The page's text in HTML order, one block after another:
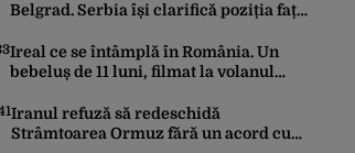
Belgrad. Serbia își clarifică poziția față
Ireal ce se întâmplă în România. Un
bebeluș de 11 luni, filmat la volanul
Iranul refuză să redeschidă
Strâmtoarea Ormuz fără un acord cu